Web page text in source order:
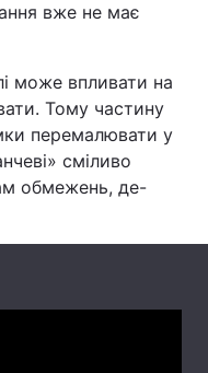
вже не має
може впливати на
Тому частину
перемалювати у
сміливо
обмежень, де-